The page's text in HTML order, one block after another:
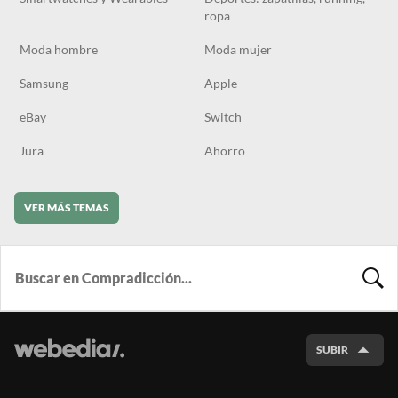
ropa
Moda hombre Moda mujer
Samsung Apple
eBay Switch
Jura Ahorro
VER MÁS TEMAS
SUBIR